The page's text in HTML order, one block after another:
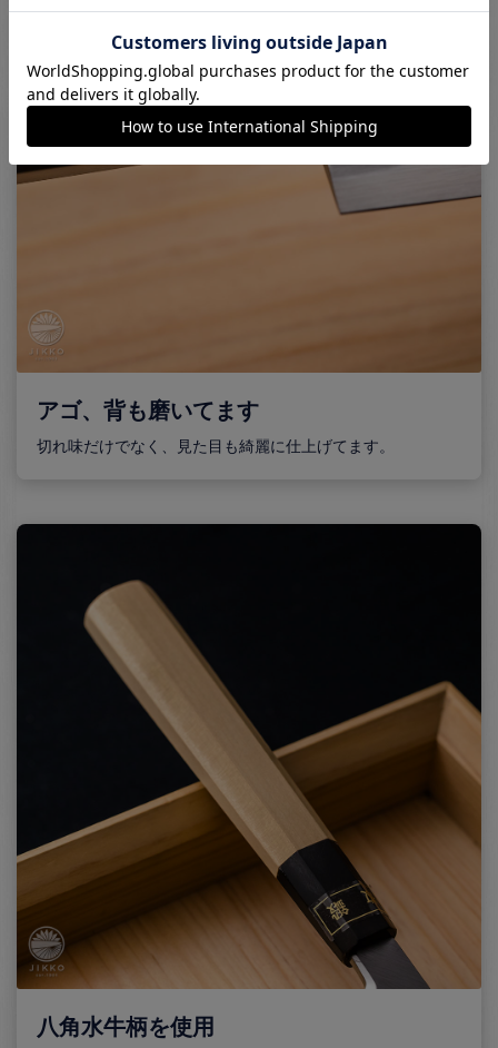
アゴ、背も磨いてます
切れ味だけでなく、見た目も綺麗に仕上げてます。
八角水牛柄を使用